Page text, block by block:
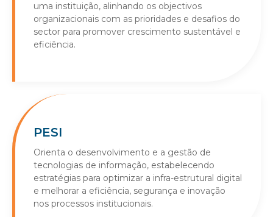
uma instituição, alinhando os objectivos
organizacionais com as prioridades e desafios do
sector para promover crescimento sustentável e
eficiência.
PESI
Orienta o desenvolvimento e a gestão de
tecnologias de informação, estabelecendo
estratégias para optimizar a infra-estrutural digital
e melhorar a eficiência, segurança e inovação
nos processos institucionais.